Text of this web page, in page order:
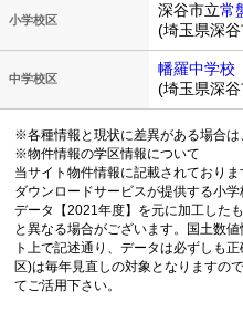
小学校区
深谷市立常
(埼玉県深
中学校区
幡羅中学校
(埼玉県深
※各種情報と現状に差異がある場合は
※物件情報の学区情報について
当サイト物件情報に記載されており
ダウンロードサービスが提供する小
データ【2021年度】を元に加工した
と異なる場合がございます。国土数
ト上で記述通り、データは必ずしも
区)は毎年見直しの対象となりますの
てご活用下さい。